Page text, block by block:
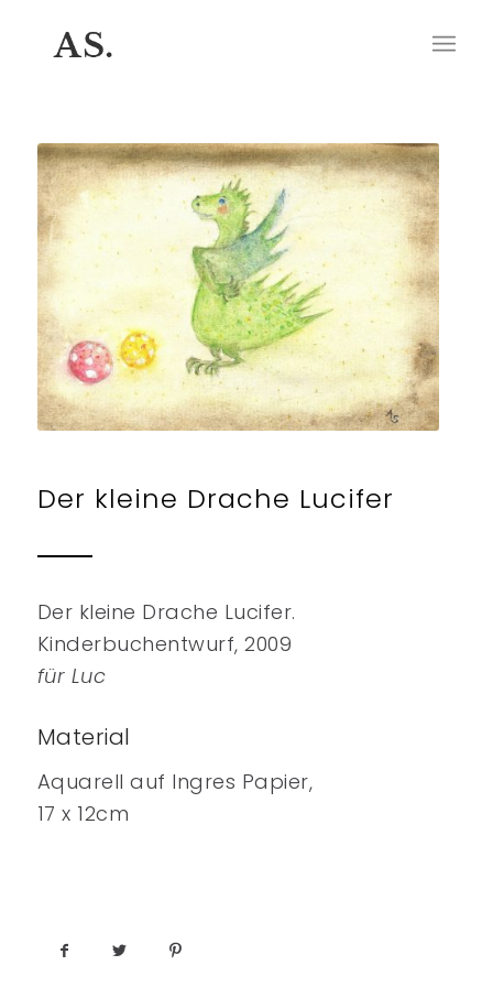
Der kleine Drache Lucifer
Der kleine Drache Lucifer.
Kinderbuchentwurf, 2009
für Luc
Material
Aquarell auf Ingres Papier,
17 x 12cm